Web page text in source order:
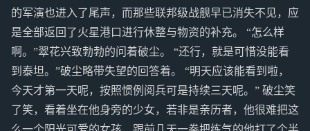
的军演也进入了尾声，而那些联邦级战舰早已消失不见，应
是全部返回了火星港口进行休整与物资的补充。 “怎么样
啊。”翠花兴致勃勃的问着破尘。 “还行，就是可惜没能看
到泰坦。”破尘略带失望的回答着。 “明天应该能看到啦，
今天才第一天呢，按照惯例阅兵可是持续三天呢。” 破尘笑
了笑，看着坐在他身旁的少女，若非是亲历者，他很难把这